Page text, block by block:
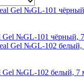
Gel №GL-101 чёрный,
Gel №GL-102 белый,